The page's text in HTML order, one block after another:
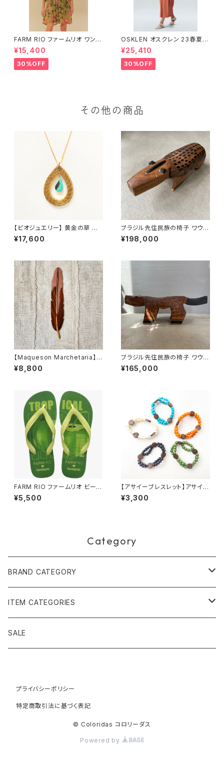
FARM RIO ファームリオ ワンピ
ース Aurora Floral
¥15,400
30%OFF
OSKLEN オスクレン 23春夏
ワンピース 1088-67330
¥25,410
30%OFF
その他の商品
【ビオジュエリー】 黄金の草 カッ
ピンドウラード チェーンネックレ
ス ターコイズティアドロップ
¥17,600
ブラジル先住民族の椅子 ワウラ
ー族 バク（送料着払い）
¥198,000
【Maqueson Marchetaria】マ
ッケソン寄木細工 ブックマーク
ピンク
¥8,800
ブラジル先住民族の椅子 ワウラ
ー族 ジャガー（送料着払い）
¥165,000
FARM RIO ファームリオ ビーチ
サンダル Havaianas Tropical
Coco
¥5,500
【アサイーブレスレット】アサイー
２連＆ウッド
¥3,300
Category
BRAND CATEGORY
黄金の草 ビオジュエリー
ピアス＆イヤリング
ティアラ、ヘッドドレス
ボルジェス木版画
木版画 M
ブラジル先住民族の椅子
ITEM CATEGORIES
アクセサリー
ブレスレット
アパレル
SALE
プライバシーポリシー
特定商取引法に基づく表記
© Coloridas コロリーダス
Powered by